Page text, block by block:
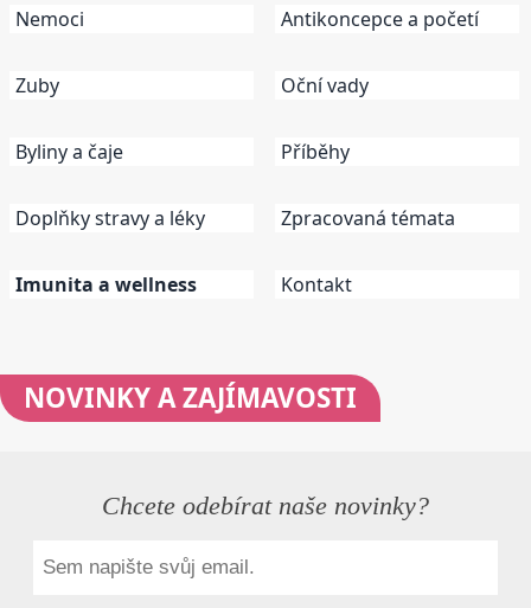
Nemoci
Zuby
Byliny a čaje
Doplňky stravy a léky
Imunita a wellness
Antikoncepce a početí
Oční vady
Příběhy
Zpracovaná témata
Kontakt
NOVINKYA ZAJÍMAVOSTI
Chcete odebírat naše novinky?